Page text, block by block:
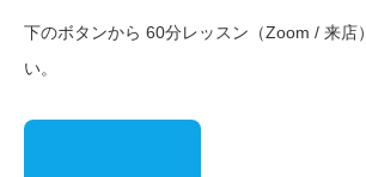
下のボタンから 60分レッスン（Zoom / 来店
い。